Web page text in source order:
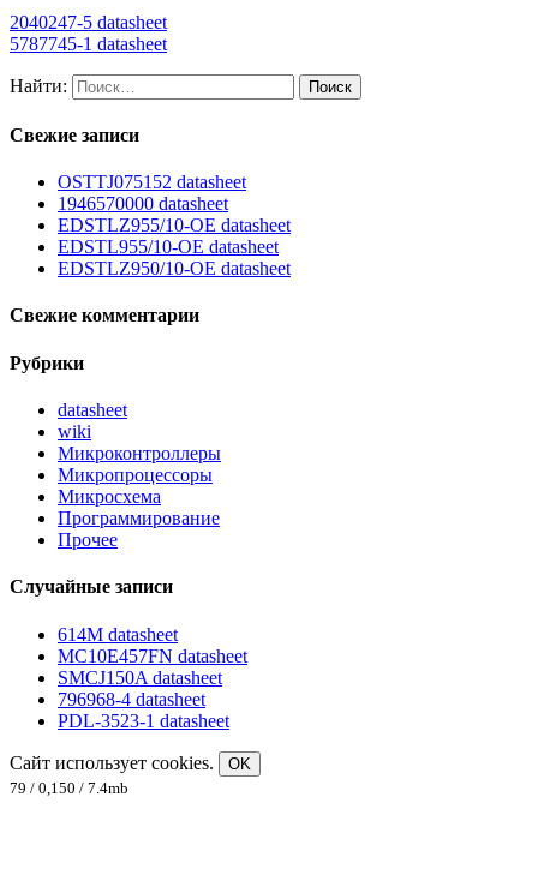
2040247-5 datasheet
5787745-1 datasheet
Найти:
Свежие записи
OSTTJ075152 datasheet
1946570000 datasheet
EDSTLZ955/10-OE datasheet
EDSTL955/10-OE datasheet
EDSTLZ950/10-OE datasheet
Свежие комментарии
Рубрики
datasheet
wiki
Микроконтроллеры
Микропроцессоры
Микросхема
Программирование
Прочее
Случайные записи
614M datasheet
MC10E457FN datasheet
SMCJ150A datasheet
796968-4 datasheet
PDL-3523-1 datasheet
Сайт использует cookies.
OK
79 / 0,150 / 7.4mb